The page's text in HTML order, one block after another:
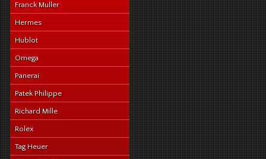
Franck Muller
Hermes
Hublot
Omega
Panerai
Patek Philippe
Richard Mille
Rolex
Tag Heuer